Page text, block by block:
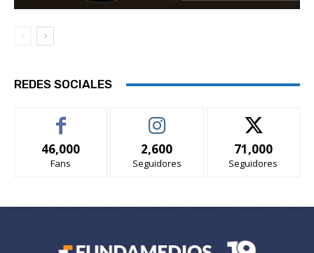
REDES SOCIALES
46,000
Fans
2,600
Seguidores
71,000
Seguidores